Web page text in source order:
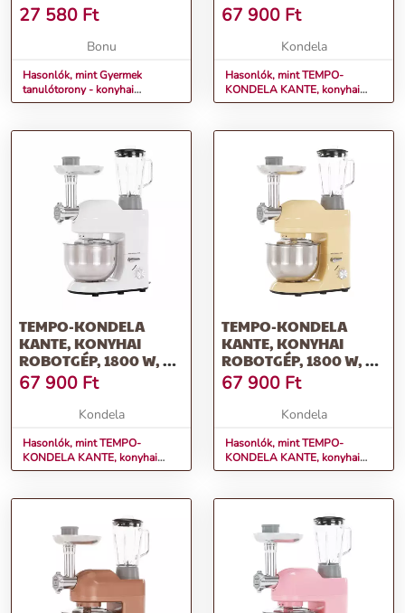
SEGÉDESZKÖZ 3
FOKOZATÚ
MAGASSÁGÁLLÍTÁSSAL
27 580 Ft
Bonu
Hasonlók, mint Gyermek
tanulótorony - konyhai
segédeszköz 3 fokozatú
L, PIROS/KRÓM
67 900 Ft
Kondela
Hasonlók, mint TEMPO-
KONDELA KANTE, konyhai
robotgép, 1800 W, 5 l,
TEMPO-KONDELA
KANTE, KONYHAI
ROBOTGÉP, 1800 W, 5
L, FÉNYES
FEHÉR/KRÓM
67 900 Ft
Kondela
Hasonlók, mint TEMPO-
KONDELA KANTE, konyhai
robotgép, 1800 W, 5 l, fényes
TEMPO-KONDELA
KANTE, KONYHAI
ROBOTGÉP, 1800 W, 5
L, VANÍLIA/KRÓM
67 900 Ft
Kondela
Hasonlók, mint TEMPO-
KONDELA KANTE, konyhai
robotgép, 1800 W, 5 l,